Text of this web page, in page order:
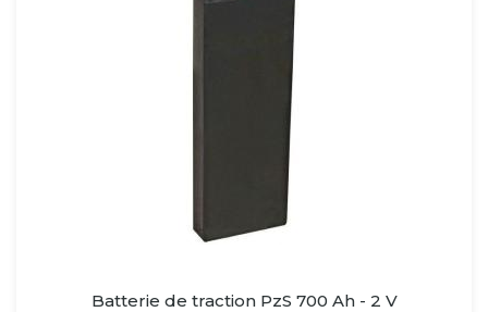
Batterie de traction PzS 700 Ah - 2 V